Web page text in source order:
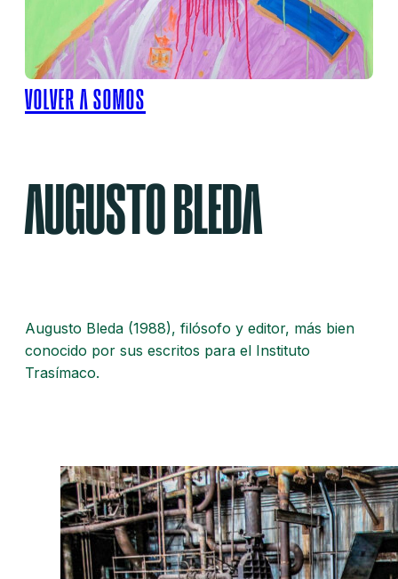
VOLVER A SOMOS
AUGUSTO BLEDA
Augusto Bleda (1988), filósofo y editor, más bien
conocido por sus escritos para el Instituto
Trasímaco.